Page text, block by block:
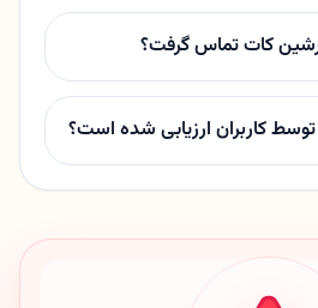
کات تماس گرفت؟
کاربران ارزیابی شده است؟